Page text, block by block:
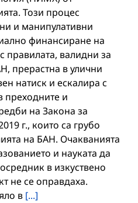
Този процес
и манипулативни
финансиране на
валидни за
прерастна в улични
натиск и ескалира с
преходните и
на Закона за
г., които са грубо
на БАН. Очакванията
и науката да
в изкуствено
не се оправдаха.
в [...]